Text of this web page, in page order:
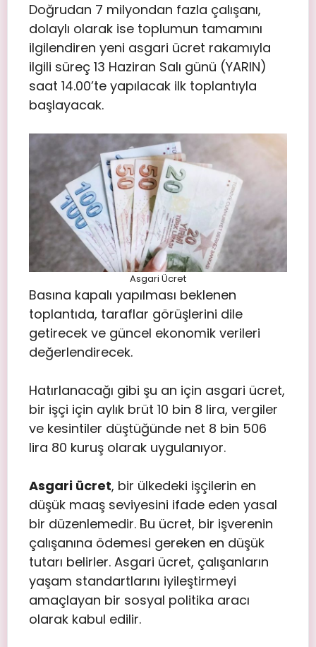
Doğrudan 7 milyondan fazla çalışanı,
dolaylı olarak ise toplumun tamamını
ilgilendiren yeni asgari ücret rakamıyla
ilgili süreç 13 Haziran Salı günü (YARIN)
saat 14.00’te yapılacak ilk toplantıyla
başlayacak.
Asgari Ücret
Basına kapalı yapılması beklenen
toplantıda, taraflar görüşlerini dile
getirecek ve güncel ekonomik verileri
değerlendirecek.
Hatırlanacağı gibi şu an için asgari ücret,
bir işçi için aylık brüt 10 bin 8 lira, vergiler
ve kesintiler düştüğünde net 8 bin 506
lira 80 kuruş olarak uygulanıyor.
Asgari ücret, bir ülkedeki işçilerin en
düşük maaş seviyesini ifade eden yasal
bir düzenlemedir. Bu ücret, bir işverenin
çalışanına ödemesi gereken en düşük
tutarı belirler. Asgari ücret, çalışanların
yaşam standartlarını iyileştirmeyi
amaçlayan bir sosyal politika aracı
olarak kabul edilir.